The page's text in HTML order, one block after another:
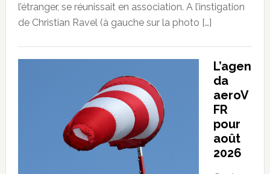
l’étranger, se réunissait en association. A l’instigation
de Christian Ravel (à gauche sur la photo […]
L’agen
da
aeroV
FR
pour
août
2026